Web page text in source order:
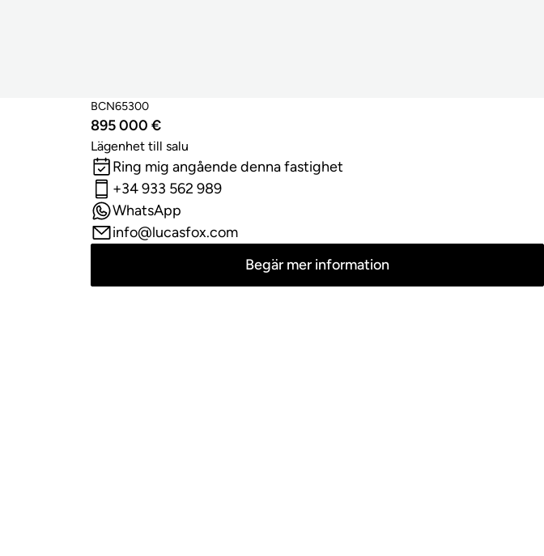
BCN65300
895 000 €
Lägenhet till salu
Ring mig angående denna fastighet
+34 933 562 989
WhatsApp
info@lucasfox.com
Begär mer information